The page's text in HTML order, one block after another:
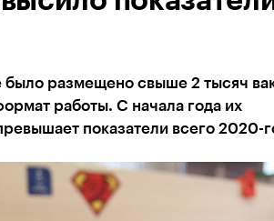
было размещено свыше 2 тысяч
работы. С начала года их
показатели всего 2020-